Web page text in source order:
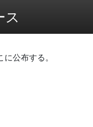
ス
公布する。